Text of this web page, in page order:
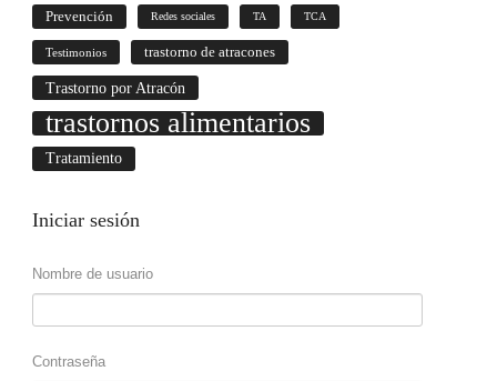
Prevención Redes sociales TA TCA
Testimonios trastorno de atracones
Trastorno por Atracón
trastornos alimentarios
Tratamiento
Iniciar sesión
Nombre de usuario
Contraseña